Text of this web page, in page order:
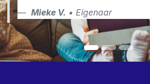
Mieke V. • Eigenaar